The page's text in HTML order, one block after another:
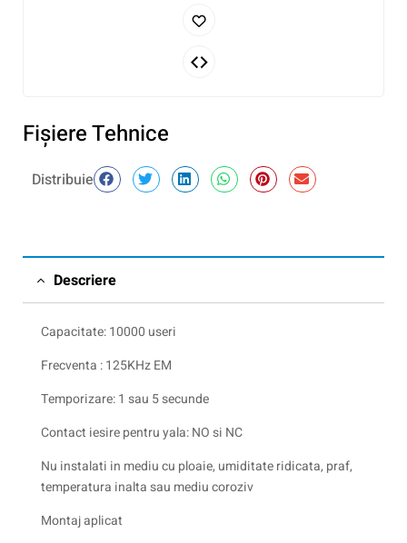
Fişiere Tehnice
Distribuie
Descriere
Capacitate: 10000 useri
Frecventa : 125KHz EM
Temporizare: 1 sau 5 secunde
Contact iesire pentru yala: NO si NC
Nu instalati in mediu cu ploaie, umiditate ridicata, praf,
temperatura inalta sau mediu coroziv
Montaj aplicat